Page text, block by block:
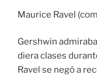
Maurice Ravel
Gershwin
diera clases
Ravel se negó a